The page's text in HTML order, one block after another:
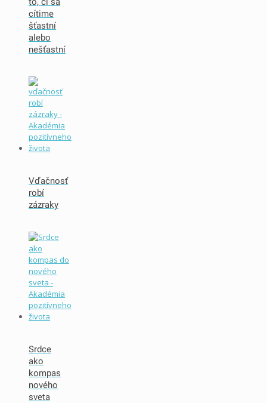
cítime
šťastní
alebo
nešťastní
Vďačnosť
robí
zázraky
Srdce
ako
kompas
nového
sveta